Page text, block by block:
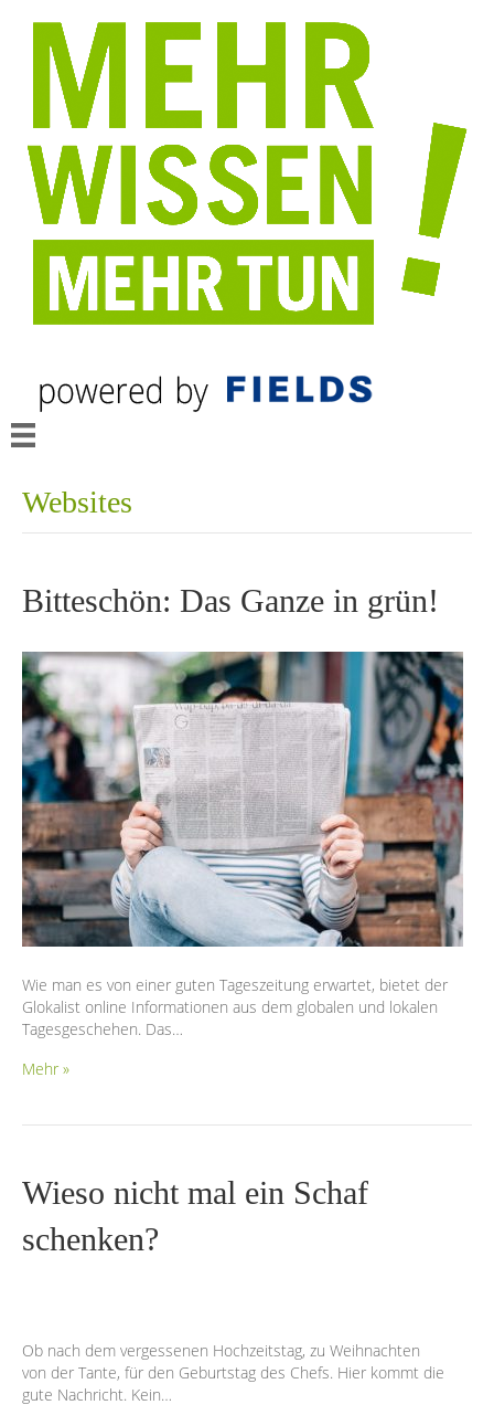
Websites
Bitteschön: Das Ganze in grün!
Wie man es von einer guten Tageszeitung erwartet, bietet der
Glokalist online Informationen aus dem globalen und lokalen
Tagesgeschehen. Das…
Mehr »
Wieso nicht mal ein Schaf
schenken?
Ob nach dem vergessenen Hochzeitstag, zu Weihnachten
von der Tante, für den Geburtstag des Chefs. Hier kommt die
gute Nachricht. Kein…